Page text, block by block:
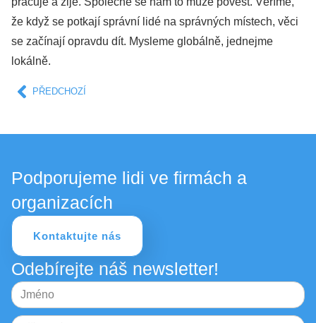
že když se potkají správní lidé na správných místech, věci
se začínají opravdu dít. Mysleme globálně, jednejme
lokálně.
PŘEDCHOZÍ
Podporujeme lidi ve firmách a
organizacích
Kontaktujte nás
Odebírejte náš newsletter!